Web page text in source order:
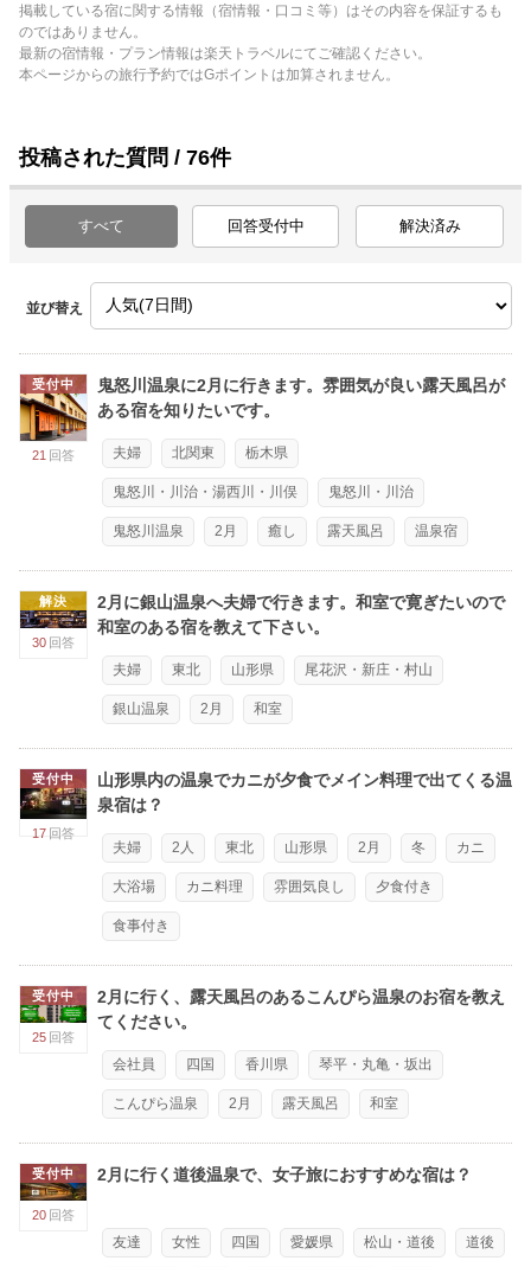
掲載している宿に関する情報（宿情報・口コミ等）はその内容を保証するも
のではありません。
最新の宿情報・プラン情報は楽天トラベルにてご確認ください。
本ページからの旅行予約ではGポイントは加算されません。
投稿された質問 / 76件
すべて 回答受付中 解決済み
並び替え
受付中
21 回答
鬼怒川温泉に2月に行きます。雰囲気が良い露天風呂が
ある宿を知りたいです。
夫婦 北関東 栃木県
鬼怒川・川治・湯西川・川俣 鬼怒川・川治
鬼怒川温泉 2月 癒し 露天風呂 温泉宿
解決
30 回答
2月に銀山温泉へ夫婦で行きます。和室で寛ぎたいので
和室のある宿を教えて下さい。
夫婦 東北 山形県 尾花沢・新庄・村山
銀山温泉 2月 和室
受付中
17 回答
山形県内の温泉でカニが夕食でメイン料理で出てくる温
泉宿は？
夫婦 2人 東北 山形県 2月 冬 カニ
大浴場 カニ料理 雰囲気良し 夕食付き
食事付き
受付中
25 回答
2月に行く、露天風呂のあるこんぴら温泉のお宿を教え
てください。
会社員 四国 香川県 琴平・丸亀・坂出
こんぴら温泉 2月 露天風呂 和室
受付中
20 回答
2月に行く道後温泉で、女子旅におすすめな宿は？
友達 女性 四国 愛媛県 松山・道後 道後